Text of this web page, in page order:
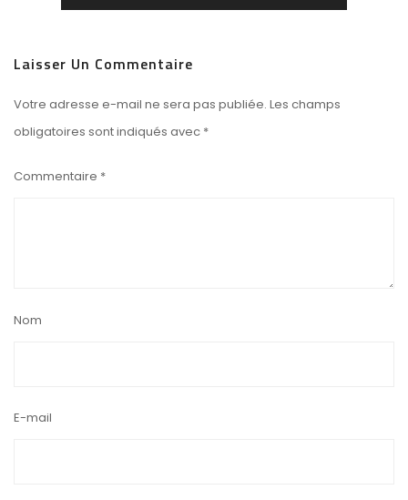
nouvelle
Laisser Un Commentaire
Votre adresse e-mail ne sera pas publiée. Les champs
obligatoires sont indiqués avec *
Commentaire *
Nom
E-mail